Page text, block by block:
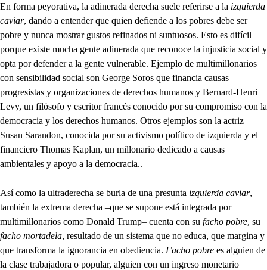
En forma peyorativa, la adinerada derecha suele referirse a la izquierda
caviar, dando a entender que quien defiende a los pobres debe ser
pobre y nunca mostrar gustos refinados ni suntuosos. Esto es difícil
porque existe mucha gente adinerada que reconoce la injusticia social y
opta por defender a la gente vulnerable. Ejemplo de multimillonarios
con sensibilidad social son George Soros que financia causas
progresistas y organizaciones de derechos humanos y Bernard-Henri
Levy, un filósofo y escritor francés conocido por su compromiso con la
democracia y los derechos humanos. Otros ejemplos son la actriz
Susan Sarandon, conocida por su activismo político de izquierda y el
financiero Thomas Kaplan, un millonario dedicado a causas
ambientales y apoyo a la democracia..
Así como la ultraderecha se burla de una presunta izquierda caviar,
también la extrema derecha –que se supone está integrada por
multimillonarios como Donald Trump– cuenta con su facho pobre, su
facho mortadela, resultado de un sistema que no educa, que margina y
que transforma la ignorancia en obediencia. Facho pobre es alguien de
la clase trabajadora o popular, alguien con un ingreso monetario